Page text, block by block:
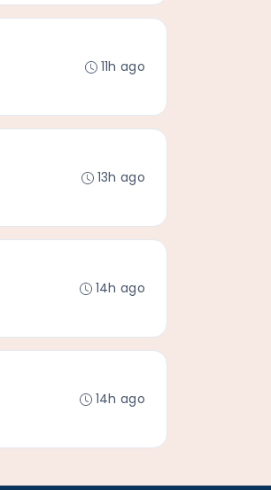
11h ago
13h ago
14h ago
14h ago